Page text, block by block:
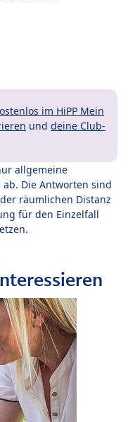
im HiPP Mein
und deine Club-
allgemeine
Die Antworten sind
räumlichen Distanz
für den Einzelfall